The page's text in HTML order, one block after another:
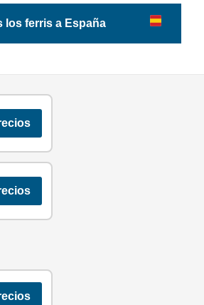
los ferris a España